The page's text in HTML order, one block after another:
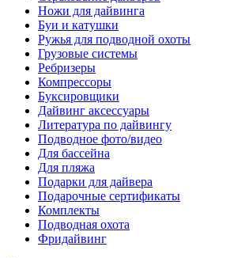
Ножи для дайвинга
Буи и катушки
Ружья для подводной охоты
Грузовые системы
Ребризеры
Компрессоры
Буксировщики
Дайвинг аксессуары
Литература по дайвингу
Подводное фото/видео
Для бассейна
Для пляжа
Подарки для дайвера
Подарочные сертификаты
Комплекты
Подводная охота
Фридайвинг